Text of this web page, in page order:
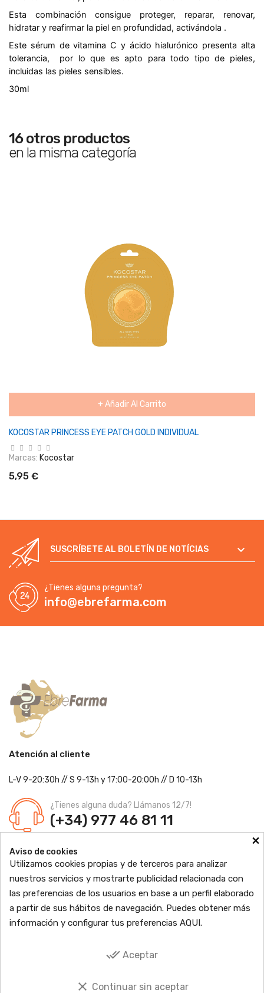
Esta combinación consigue
proteger, reparar, renovar,
hidratar y reafirmar la piel en profundidad, activándola .
Este sérum de vitamina C y ácido hialurónico presenta alta
tolerancia,
por lo que esapto para todo tipo de pieles,
incluidas las pieles sensibles.
30ml
16 otros productos
en la misma categoría
+ Añadir Al Carrito
KOCOSTAR PRINCESS EYE PATCH GOLD INDIVIDUAL
Marcas: Kocostar
5,95 €
SUSCRÍBETE AL BOLETÍN DE NOTÍCIAS 
¿Tienes alguna pregunta?
info@ebrefarma.com
Atención al cliente
L-V 9-20:30h // S 9-13h y 17:00-20:00h // D 10-13h
¿Tienes alguna duda? Llámanos 12/7!
(+34) 977 46 81 11
Farmacia Jordi Blanch
C/ Major, 1 - 43877
Ldo. Jordi Blanch Pastor
Nº de Colegiado: 870
Nº Autorización: F4300109
PRODUCTOS

INFORMACIÓN
×
Aviso de cookies
Utilizamos cookies propias y de terceros para analizar
nuestros servicios y mostrarte publicidad relacionada con
las preferencias de los usuarios en base a un perfil elaborado
a partir de sus hábitos de navegación. Puedes obtener más
información y configurar tus preferencias AQUI.
done_all Aceptar
clear Continuar sin aceptar